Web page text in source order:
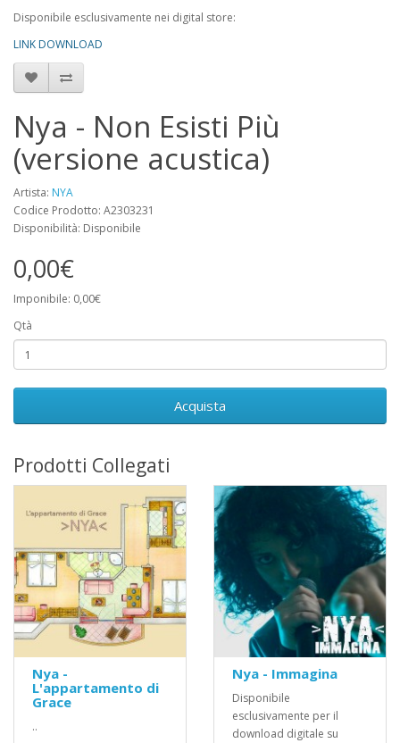
Disponibile esclusivamente nei digital store:
LINK DOWNLOAD
Nya - Non Esisti Più
(versione acustica)
Artista: NYA
Codice Prodotto: A2303231
Disponibilità: Disponibile
0,00€
Imponibile: 0,00€
Qtà
Acquista
Prodotti Collegati
Nya -
L'appartamento di
Grace
..
Nya - Immagina
Disponibile
esclusivamente per il
download digitale su